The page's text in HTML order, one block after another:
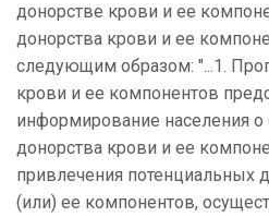
донорстве крови и ее
донорства крови и ее
следующим образом: "...1.
крови и ее компонентов
информирование населения о
донорства крови и ее
привлечения потенциальных
(или) ее компонентов,